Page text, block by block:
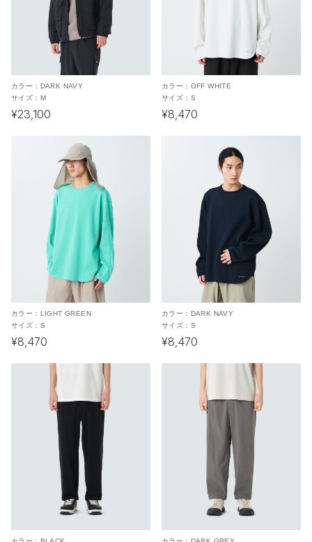
カラー： DARK NAVY
サイズ： M
¥23,100
カラー： OFF WHITE
サイズ： S
¥8,470
カラー： LIGHT GREEN
サイズ： S
¥8,470
カラー： DARK NAVY
サイズ： S
¥8,470